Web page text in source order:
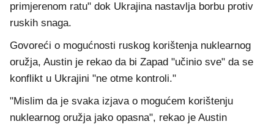
primjerenom ratu" dok Ukrajina nastavlja borbu protiv
ruskih snaga.
Govoreći o mogućnosti ruskog korištenja nuklearnog
oružja, Austin je rekao da bi Zapad "učinio sve" da se
konflikt u Ukrajini "ne otme kontroli."
"Mislim da je svaka izjava o mogućem korištenju
nuklearnog oružja jako opasna", rekao je Austin